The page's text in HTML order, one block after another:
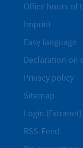
Office hours of
Imprint
Easy language
Declaration on
Privacy policy
Sitemap
Login (Extranet)
RSS-Feed